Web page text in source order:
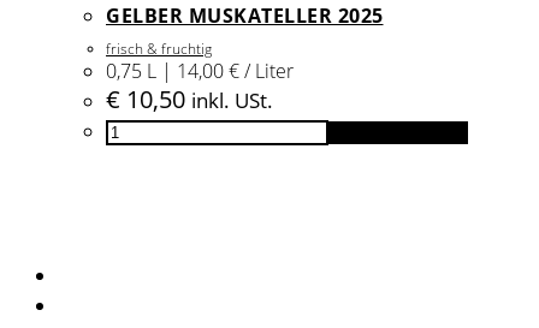
Menge
GELBER MUSKATELLER 2025
frisch & fruchtig
0,75 L | 14,00 € / Liter
€ 10,50 inkl. USt.
Gelber